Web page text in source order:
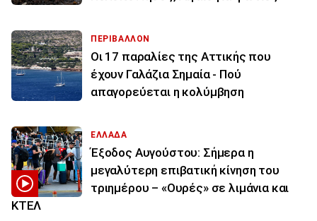
ΠΕΡΙΒΑΛΛΟΝ
Οι 17 παραλίες της Αττικής που
έχουν Γαλάζια Σημαία - Πού
απαγορεύεται η κολύμβηση
ΕΛΛΑΔΑ
Έξοδος Αυγούστου: Σήμερα η
μεγαλύτερη επιβατική κίνηση του
τριημέρου – «Ουρές» σε λιμάνια και
ΚΤΕΛ